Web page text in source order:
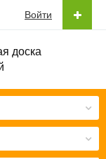
доска
Войти